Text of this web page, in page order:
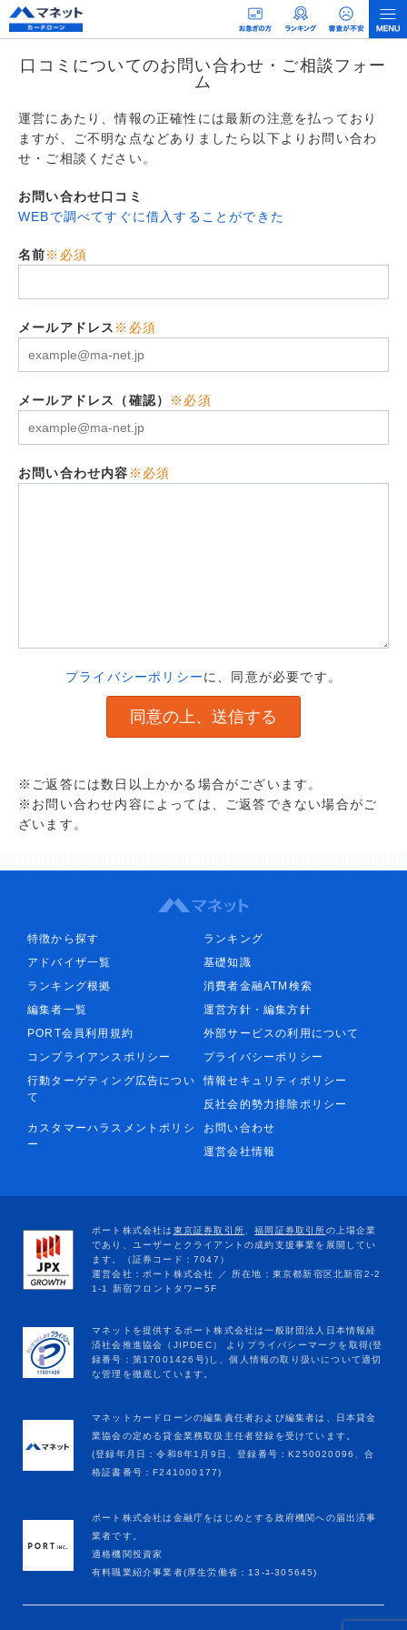
口コミについてのお問い合わせ・ご相談フォー
ム
運営にあたり、情報の正確性には最新の注意を払っており
ますが、ご不明な点などありましたら以下よりお問い合わ
せ・ご相談ください。
お問い合わせ口コミ
WEBで調べてすぐに借入することができた
名前※必須
メールアドレス ※必須
メールアドレス（確認） ※必須
お問い合わせ内容 ※必須
プライバシーポリシーに、同意が必要です。
※ご返答には数日以上かかる場合がございます。
※お問い合わせ内容によっては、ご返答できない場合がご
ざいます。
特徴から探す
ランキング
アドバイザ一覧
基礎知識
ランキング根拠
消費者金融ATM検索
編集者一覧
運営方針・編集方針
PORT会員利用規約
外部サービスの利用について
コンプライアンスポリシー
プライバシーポリシー
行動ターゲティング広告につい
て
情報セキュリティポリシー
反社会的勢力排除ポリシー
カスタマーハラスメントポリシ
ー
お問い合わせ
運営会社情報
マネットカードローンの編集責任者および編集者は、日本貸金
業協会の定める貸金業務取扱主任者登録を受けています。
(登録年月日：令和8年1月9日、登録番号：K250020096、合
格証書番号：F241000177)
ポート株式会社は金融庁をはじめとする政府機関への届出済事
業者です。
適格機関投資家
有料職業紹介事業者(厚生労働省：13-ﾕ-305645)